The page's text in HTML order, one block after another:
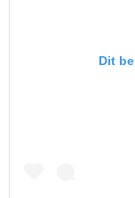
Dit